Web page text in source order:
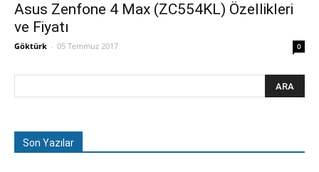
Asus Zenfone 4 Max (ZC554KL) Özellikleri
ve Fiyatı
Göktürk - 05 Temmuz 2017 0
Son Yazılar